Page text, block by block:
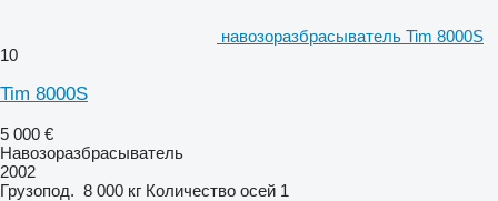
навозоразбрасыватель Tim 8000S
10
Tim 8000S
5 000 €
Навозоразбрасыватель
2002
Грузопод. 8 000 кг Количество осей 1